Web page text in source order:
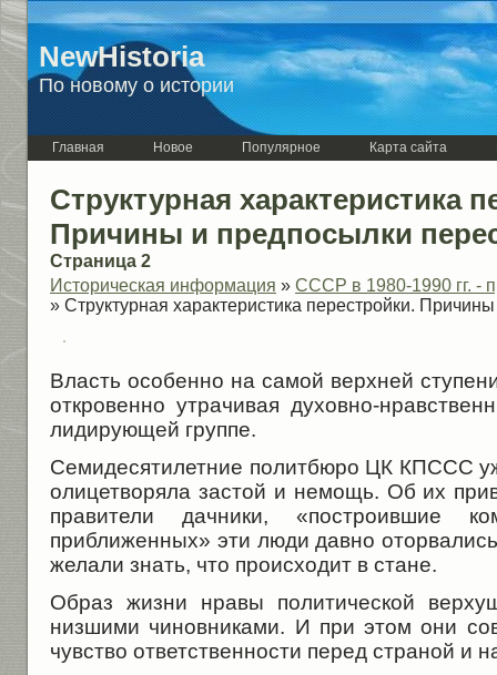
NewHistoria
По новому о истории
Главная Новое Популярное Карта сайта
Структурная характеристика
Причины и предпосылки
Страница 2
Историческая информация » СССР в 1980-1990 гг. -
» Структурная характеристика перестройки.
Власть особенно на самой верхней
откровенно утрачивая духовно-
лидирующей группе.
Семидесятилетние политбюро ЦК КПССС
олицетворяла застой и немощь. Об их
правители дачники, «построившие
приближенных» эти люди давно
желали знать, что происходит в стане.
Образ жизни нравы политической
низшими чиновниками. И при этом они
чувство ответственности перед страной и